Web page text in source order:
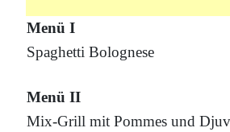
Menü I
Spaghetti Bolognese
Menü II
Mix-Grill mit Pommes und